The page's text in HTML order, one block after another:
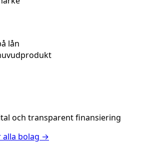
lån
och transparent finansiering
alla bolag →